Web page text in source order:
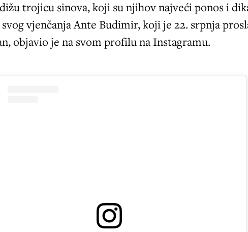
trojicu sinova, koji su njihov najveći ponos i
vjenčanja Ante Budimir, koji je 22. srpnja
objavio je na svom profilu na Instagramu.